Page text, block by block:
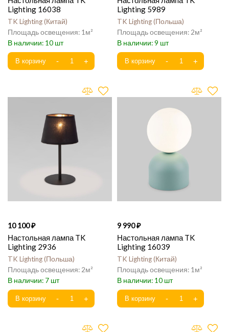
Lighting 16038
TK Lighting Китай
1
10
Lighting 5989
TK Lighting Польша
2
9
10 100
Настольная лампа TK
Lighting 2936
TK Lighting Польша
2
7
9 990
Настольная лампа TK
Lighting 16039
TK Lighting Китай
1
10